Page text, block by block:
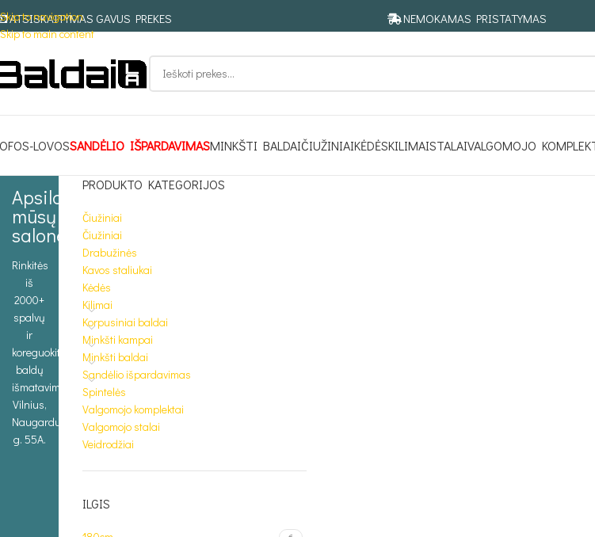
Skip to navigation
Skip to main content
ATSISKAITYMAS GAVUS PREKES NEMOKAMAS PRISTATYMAS
LOVOSSANDĖLIO IŠPARDAVIMASMINKŠTI BALDAIČIUŽINIAIKĖDĖSKILIMAISTALAIVALGOMOJO
Apsilankykite
mūsų
salone
Rinkitės
iš
2000+
spalvų
ir
koreguokite
baldų
išmatavimus.
Vilnius,
Naugarduko
g. 55A.
PRODUKTO KATEGORIJOS
Čiužiniai
Čiužiniai
Drabužinės
Kavos staliukai
Kėdės
Kilimai
Korpusiniai baldai
Minkšti kampai
Minkšti baldai
Sandėlio išpardavimas
Spintelės
Valgomojo komplektai
Valgomojo stalai
Veidrodžiai
ILGIS